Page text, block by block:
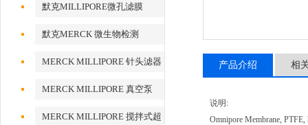
默克MILLIPORE微孔滤膜
默克MERCK 微生物检测
MERCK MILLIPORE 针头滤器
MERCK MILLIPORE 真空泵
MERCK MILLIPORE 搅拌式超
产品介绍 相
说明:
Omnipore Membrane,